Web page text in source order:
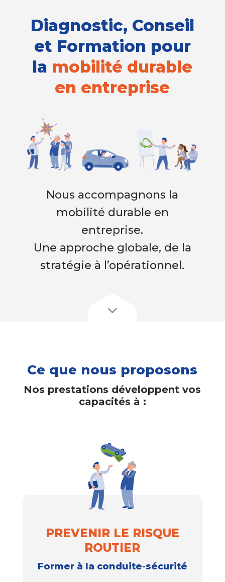
Diagnostic, Conseil
et Formation pour
la mobilité durable
en entreprise
Nous accompagnons la
mobilité durable en
entreprise.
Une approche globale, de la
stratégie à l’opérationnel.
Ce que nous proposons
Nos prestations développent vos
capacités à :
PREVENIR LE RISQUE
ROUTIER
Former à la conduite-sécurité